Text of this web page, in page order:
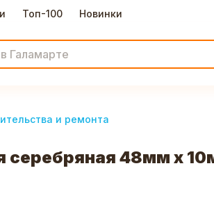
Топ-100 Новинки
и ремонта
48мм х